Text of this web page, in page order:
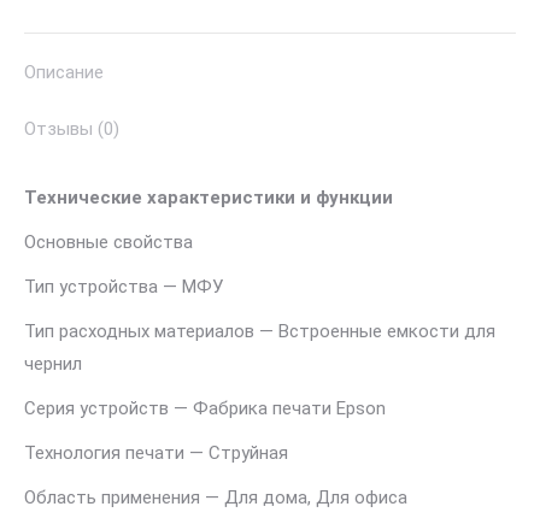
10стр/
5760x1440dpi
USB2.0)
Описание
Отзывы (0)
Технические характеристики и функции
Основные свойства
Тип устройства — МФУ
Тип расходных материалов — Встроенные емкости для
чернил
Серия устройств — Фабрика печати Epson
Теxнология печати — Струйная
Область применения — Для дома, Для офиса